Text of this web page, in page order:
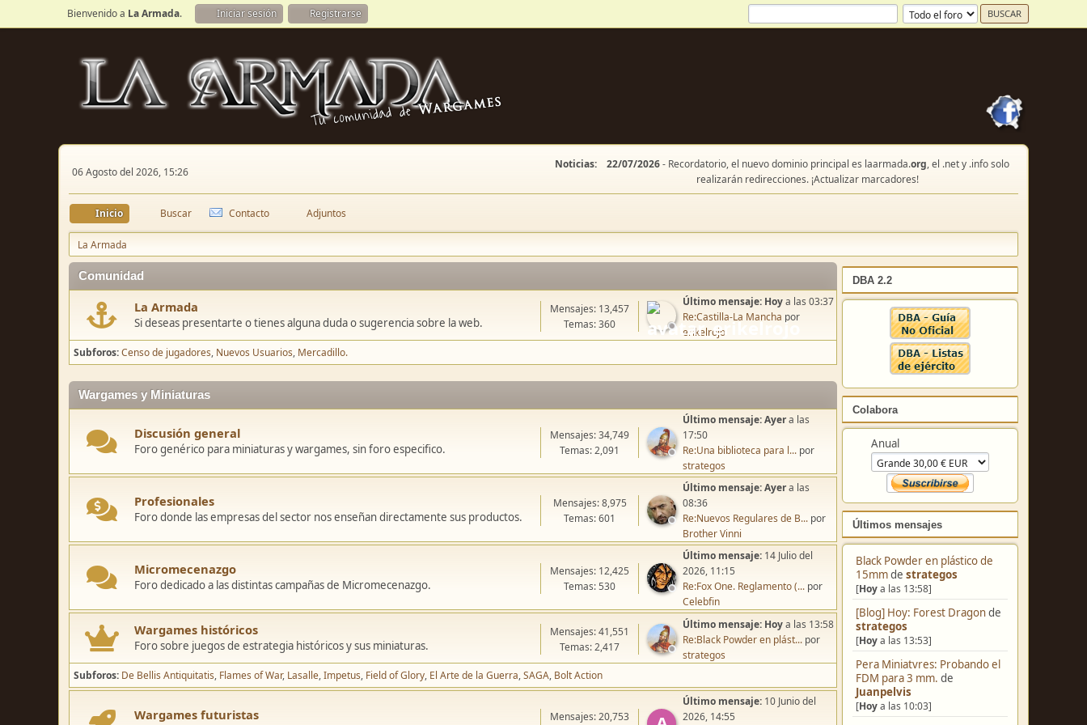
Bienvenido a La Armada. Iniciar sesión Registrarse
06 Agosto del 2026, 15:26
Noticias: 22/07/2026- Recordatorio, el nuevo dominio principal es laarmada.org, el .net y .info solo
realizarán redirecciones. ¡Actualizar marcadores!
Inicio Buscar Contacto Adjuntos
La Armada
DBA 2.2
Colabora
Anual
Últimos mensajes
Black Powder en plástico de
15mmde strategos
[Hoya las 13:58]
[Blog] Hoy: Forest Dragonde
strategos
[Hoya las 13:53]
Pera Miniatvres: Probando el
FDM para 3 mm. de
Juanpelvis
[Hoya las 10:03]
Comunidad
La Armada
Si deseas presentarte o tienes alguna duda o sugerencia sobre la web.
Mensajes: 13,457
Temas: 360
Último mensaje: Hoya las 03:37
Re:Castilla-La Mancha por
erikelrojo
Subforos Censo de jugadores Nuevos Usuarios Mercadillo.
Wargames y Miniaturas
Discusión general
Foro genérico para miniaturas y wargames, sin foro especifico.
Mensajes: 34,749
Temas: 2,091
Último mensaje:Ayera las
17:50
Re:Una biblioteca para l... por
strategos
Profesionales
Foro donde las empresas del sector nos enseñan directamente sus productos.
Mensajes: 8,975
Temas: 601
Último mensaje:Ayera las
08:36
Re:Nuevos Regulares de B... por
Brother Vinni
Micromecenazgo
Foro dedicado a las distintas campañas de Micromecenazgo.
Mensajes: 12,425
Temas: 530
Último mensaje: 14 Julio del
2026, 11:15
Re:Fox One. Reglamento (... por
Celebfin
Wargames históricos
Foro sobre juegos de estrategia históricos y sus miniaturas.
Mensajes: 41,551
Temas: 2,417
Último mensaje: Hoya las 13:58
Re:Black Powder en plást... por
strategos
Subforos De Bellis Antiquitatis Flames of War Lasalle Impetus Field of Glory El Arte de la Guerra SAGA Bolt Action
Wargames futuristas Mensajes: 20,753
Último mensaje: 10 Junio del
2026, 14:55